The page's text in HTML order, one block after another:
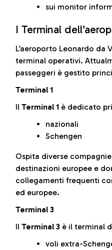
sui monitor
I Terminal
L’aeroporto Leonardo da
terminal operativi.
passeggeri è gestito
Terminal 1
Il Terminal 1 è dedicato
nazionali
Schengen
Ospita diverse
destinazioni europee e
collegamenti frequenti
ed europee.
Terminal 3
Il Terminal 3 è il terminal
voli extra-